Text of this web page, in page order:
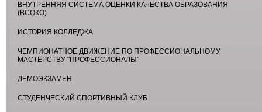
ВНУТРЕННЯЯ СИСТЕМА ОЦЕНКИ КАЧЕСТВА ОБРАЗОВАНИЯ
(ВСОКО)
ИСТОРИЯ КОЛЛЕДЖА
ЧЕМПИОНАТНОЕ ДВИЖЕНИЕ ПО ПРОФЕССИОНАЛЬНОМУ
МАСТЕРСТВУ "ПРОФЕССИОНАЛЫ"
ДЕМОЭКЗАМЕН
СТУДЕНЧЕСКИЙ СПОРТИВНЫЙ КЛУБ